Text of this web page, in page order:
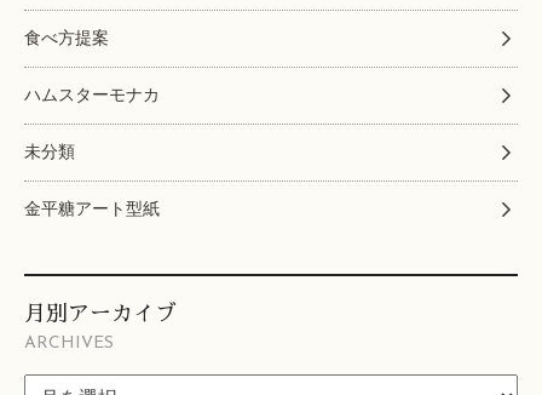
食べ方提案
ハムスターモナカ
未分類
金平糖アート型紙
月別アーカイブ
ARCHIVES